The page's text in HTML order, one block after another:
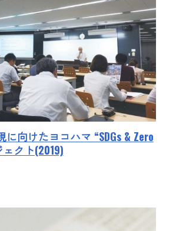
向けたヨコハマ “SDGs & Zero
ェクト(2019)